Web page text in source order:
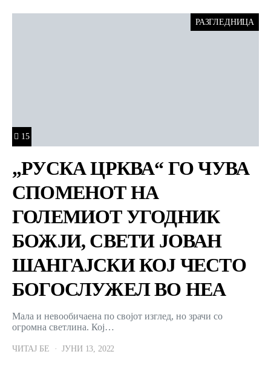
РАЗГЛЕДНИЦА
15
„РУСКА ЦРКВА“ ГО ЧУВА
СПОМЕНОТ НА
ГОЛЕМИОТ УГОДНИК
БОЖЈИ, СВЕТИ ЈОВАН
ШАНГАЈСКИ КОЈ ЧЕСТО
БОГОСЛУЖЕЛ ВО НЕА
Мала и невообичаена по својот изглед, но зрачи со
огромна светлина. Кој…
ЧИТАЈ БЕ ЈУНИ 13, 2022